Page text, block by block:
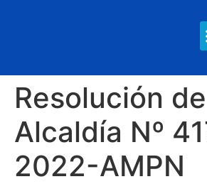
Resolución de
Alcaldía Nº
2022-AMPN